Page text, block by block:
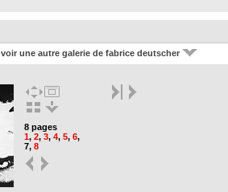
voir une autre galerie de fabrice deutscher
8 pages
1, 2, 3, 4, 5, 6,
7, 8